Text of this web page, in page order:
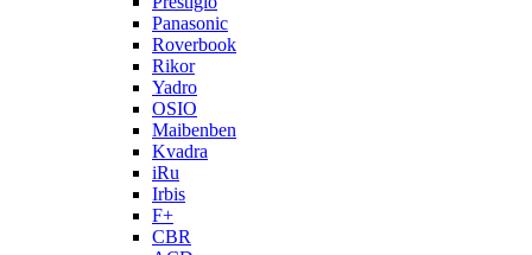
Panasonic
Roverbook
Rikor
Yadro
OSIO
Maibenben
Kvadra
iRu
Irbis
F+
CBR